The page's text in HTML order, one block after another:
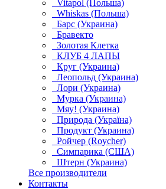
Vitapol (Польша)
Whiskas (Польша)
Барс (Украина)
Бравекто
Золотая Клетка
КЛУБ 4 ЛАПЫ
Круг (Украина)
Леопольд (Украина)
Лори (Украина)
Мурка (Украина)
Мяу! (Украина)
Природа (Україна)
Продукт (Украина)
Ройчер (Roycher)
Симпарика (США)
Штерн (Украина)
Все производители
Контакты